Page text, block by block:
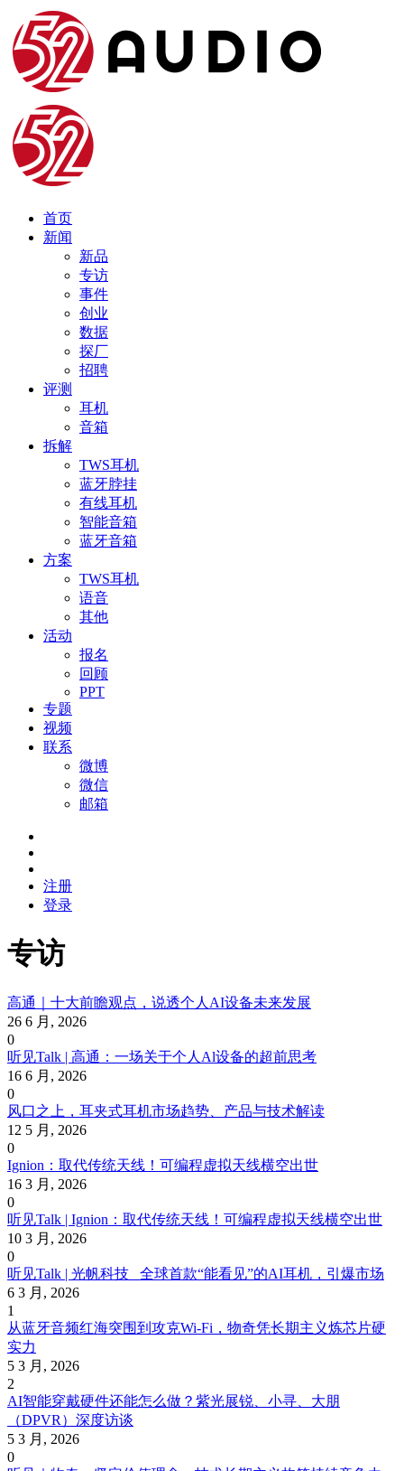
首页
新闻
新品
专访
事件
创业
数据
探厂
招聘
评测
耳机
音箱
拆解
TWS耳机
蓝牙脖挂
有线耳机
智能音箱
蓝牙音箱
方案
TWS耳机
语音
其他
活动
报名
回顾
PPT
专题
视频
联系
微博
微信
邮箱
注册
登录
专访
高通｜十大前瞻观点，说透个人AI设备未来发展
26 6 月, 2026
0
听见Talk | 高通：一场关于个人Al设备的超前思考
16 6 月, 2026
0
风口之上，耳夹式耳机市场趋势、产品与技术解读
12 5 月, 2026
0
Ignion：取代传统天线！可编程虚拟天线横空出世
16 3 月, 2026
0
听见Talk | Ignion：取代传统天线！可编程虚拟天线横空出世
10 3 月, 2026
0
听见Talk | 光帆科技 全球首款“能看见”的AI耳机，引爆市场
6 3 月, 2026
1
从蓝牙音频红海突围到攻克Wi-Fi，物奇凭长期主义炼芯片硬
实力
5 3 月, 2026
2
AI智能穿戴硬件还能怎么做？紫光展锐、小寻、大朋
（DPVR）深度访谈
5 3 月, 2026
0